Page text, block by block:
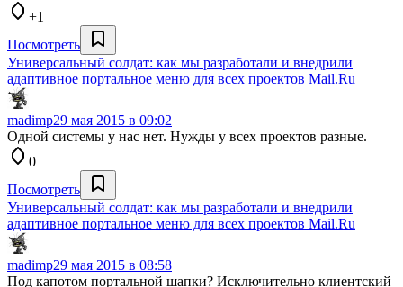
+1
Посмотреть
Универсальный солдат: как мы разработали и внедрили
адаптивное портальное меню для всех проектов Mail.Ru
madimp29 мая 2015 в 09:02
Одной системы у нас нет. Нужды у всех проектов разные.
0
Посмотреть
Универсальный солдат: как мы разработали и внедрили
адаптивное портальное меню для всех проектов Mail.Ru
madimp29 мая 2015 в 08:58
Под капотом портальной шапки? Исключительно клиентский